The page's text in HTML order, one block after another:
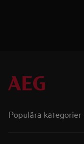
Populära kategorier